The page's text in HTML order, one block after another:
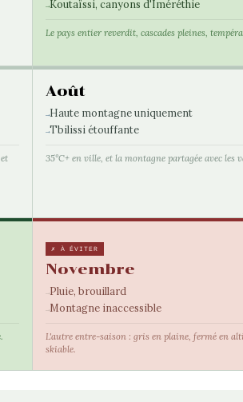
Koutaïssi, canyons d'Iméréthie
Le pays entier reverdit, cascades pleines,
Août
Haute montagne uniquement
Tbilissi étouffante
35°C+ en ville, et la montagne partagée avec les
✗ À ÉVITER
Novembre
Pluie, brouillard
Montagne inaccessible
L'autre entre-saison : gris en plaine, fermé en
skiable.